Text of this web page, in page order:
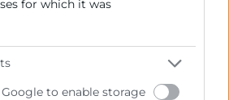
for which it was
to enable storage